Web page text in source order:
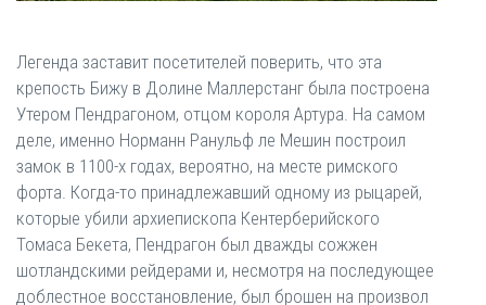
Легенда заставит посетителей поверить, что эта
крепость Бижу в Долине Маллерстанг была построена
Утером Пендрагоном, отцом короля Артура. На самом
деле, именно Норманн Ранульф ле Мешин построил
замок в 1100-х годах, вероятно, на месте римского
форта. Когда-то принадлежавший одному из рыцарей,
которые убили архиепископа Кентерберийского
Томаса Бекета, Пендрагон был дважды сожжен
шотландскими рейдерами и, несмотря на последующее
доблестное восстановление, был брошен на произвол